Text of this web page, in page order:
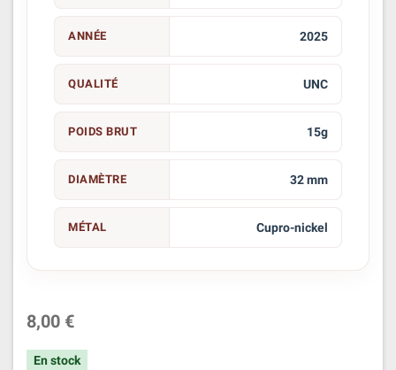
ANNÉE 2025
QUALITÉ UNC
POIDS BRUT 15g
DIAMÈTRE 32 mm
MÉTAL Cupro-nickel
8,00 €
En stock